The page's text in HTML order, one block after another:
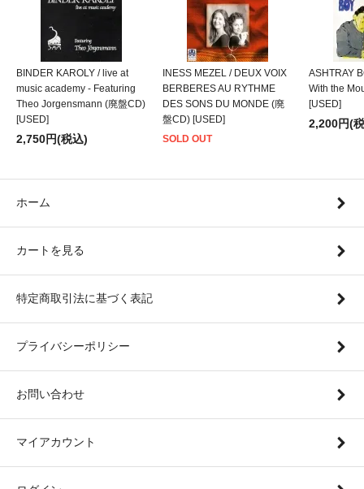
BINDER KAROLY / live at
music academy - Featuring
Theo Jorgensmann (廃盤CD)
[USED]
2,750円(税込)
INESS MEZEL / DEUX VOIX
BERBERES AU RYTHME
DES SONS DU MONDE (廃
盤CD) [USED]
SOLD OUT
ASHTRAY
With the
[USED]
2,200円(
ホーム
カートを見る
特定商取引法に基づく表記
プライバシーポリシー
お問い合わせ
マイアカウント